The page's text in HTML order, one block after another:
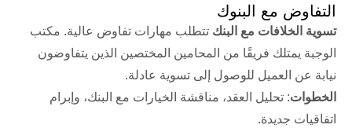
التفاوض مع البنوك
تسوية الخلافات مع البنك تتطلب مهارات تفاوض عالية. مكتب
الوجبة يمتلك فريقًا من المحامين المختصين الذين يتفاوضون
نيابة عن العميل للوصول إلى تسوية عادلة.
الخطوات: تحليل العقد، مناقشة الخيارات مع البنك، وإبرام
اتفاقيات جديدة.